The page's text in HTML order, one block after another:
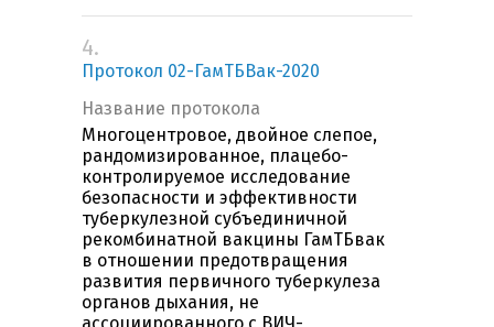
4.
Протокол 02-ГамТБВак-2020
Название протокола
Многоцентровое, двойное слепое,
рандомизированное, плацебо-
контролируемое исследование
безопасности и эффективности
туберкулезной субъединичной
рекомбинатной вакцины ГамТБвак
в отношении предотвращения
развития первичного туберкулеза
органов дыхания, не